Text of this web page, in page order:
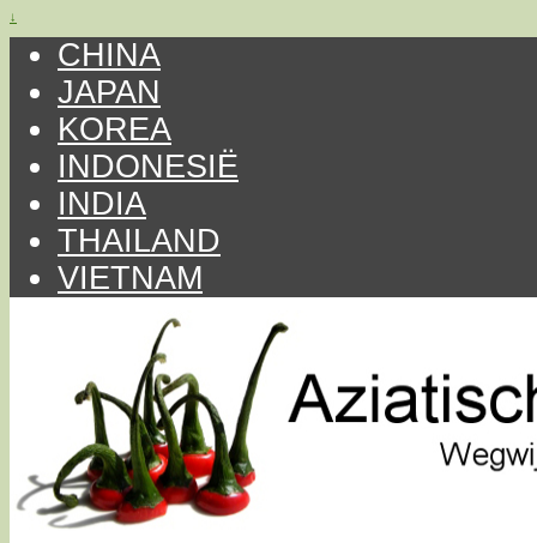
↓
CHINA
JAPAN
KOREA
INDONESIË
INDIA
THAILAND
VIETNAM